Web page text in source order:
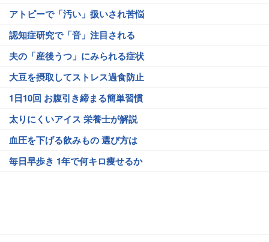
アトピーで「汚い」扱いされ苦悩
認知症研究で「音」注目される
夫の「産後うつ」にみられる症状
大豆を摂取してストレス過食防止
1日10回 お腹引き締まる簡単習慣
太りにくいアイス 栄養士が解説
血圧を下げる飲みもの 選び方は
毎日早歩き 1年で何キロ痩せるか